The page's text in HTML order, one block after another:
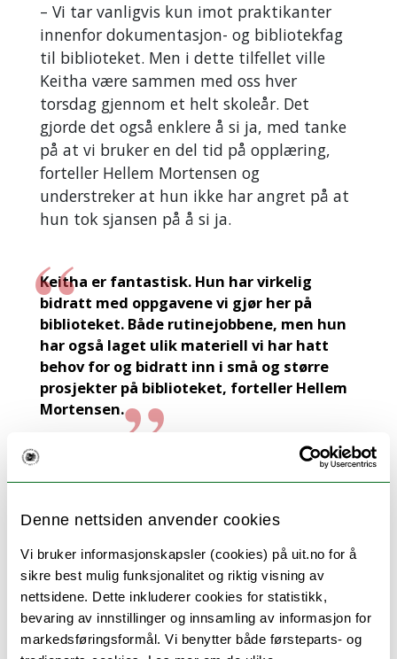
Denne nettsiden anvender cookies
Vi bruker informasjonskapsler (cookies) på uit.no for å
sikre best mulig funksjonalitet og riktig visning av
nettsidene. Dette inkluderer cookies for statistikk,
bevaring av innstillinger og innsamling av informasjon for
markedsføringsformål. Vi benytter både førsteparts- og
– Vi tar vanligvis kun imot praktikanter
innenfor dokumentasjon- og bibliotekfag
til biblioteket. Men i dette tilfellet ville
Keitha være sammen med oss hver
torsdag gjennom et helt skoleår. Det
gjorde det også enklere å si ja, med tanke
på at vi bruker en del tid på opplæring,
forteller Hellem Mortensen og
understreker at hun ikke har angret på at
hun tok sjansen på å si ja.
Keitha er fantastisk. Hun har virkelig
bidratt med oppgavene vi gjør her på
biblioteket. Både rutinejobbene, men hun
har også laget ulik materiell vi har hatt
behov for og bidratt inn i små og større
prosjekter på biblioteket, forteller Hellem
Mortensen.
– Det var Keitha som laget bokjuletreet
vårt i år. Hun er en positiv ja-person som
skryter Hellem Mortensen.
Det å takke ja til å ha skoleelever på
utplassering, har ikke bare vært enkelt for
klassen til Strømmesen. Totalt er de fire
personer som i år skulle ut i utplassering